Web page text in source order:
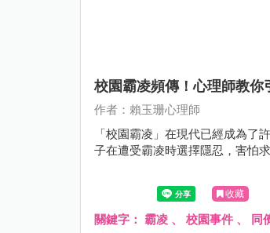
校園霸凌頻傳！心理師教
作者：賴玉珊心理師
「校園霸凌」在現代已經成為
子在遭受霸凌時選擇隱忍，害怕
收藏
關鍵字： 霸凌 、 校園事件 、 同